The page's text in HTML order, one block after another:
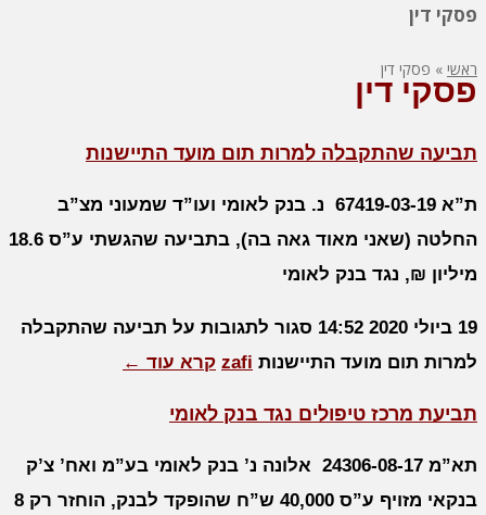
פסקי דין
ראשי » פסקי דין
פסקי דין
תביעה שהתקבלה למרות תום מועד התיישנות
ת”א 67419-03-19 נ. בנק לאומי ועו”ד שמעוני מצ”ב
החלטה (שאני מאוד גאה בה), בתביעה שהגשתי ע”ס 18.6
מיליון ₪, נגד בנק לאומי
19 ביולי 2020 14:52 סגור לתגובות על תביעה שהתקבלה
למרות תום מועד התיישנות zafi קרא עוד ←
תביעת מרכז טיפולים נגד בנק לאומי
תא”מ 24306-08-17 אלונה נ’ בנק לאומי בע”מ ואח’ צ’ק
בנקאי מזויף ע”ס 40,000 ש”ח שהופקד לבנק, הוחזר רק 8